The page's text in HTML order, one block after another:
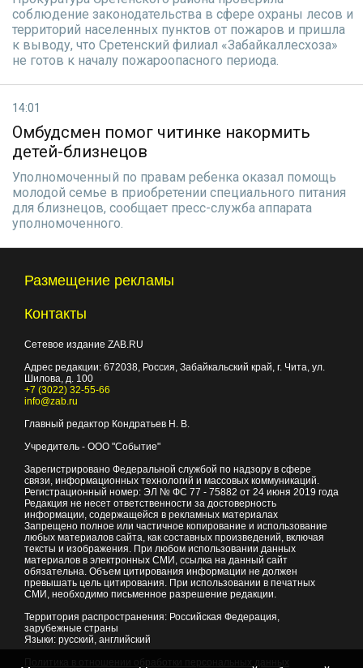
соблюдение законодательства в сфере охраны лесов и
территорий населенных пунктов от пожаров и пришла
к выводу, что Сретенский филиал «Забайкаллесхоза»
не готов к началу пожароопасного периода.
14:01
Омбудсмен помог читинке накормить
детей-близнецов
Уполномоченный по правам ребенка оказал помощь
молодой семье в приобретении специального питания
для близнецов, сообщает пресс-служба аппарата
уполномоченного.
Размещение рекламы
Контакты
Сетевое издание ZAB.RU
Адрес редакции: 672038, Россия, Забайкальский край, г. Чита, ул.
Шилова, д. 100
+7 (3022) 32-55-66
info@zab.ru
Главный редактор Кондратьев Н. В.
Учредитель - ООО "Событие"
Зарегистрировано Федеральной службой по надзору в сфере
связи, информационных технологий и массовых коммуникаций.
Регистрационный номер: ЭЛ № ФС 77 - 75882 от 24 июня 2019 года
Редакция не несет ответственности за достоверность
информации, содержащейся в рекламных материалах
Запрещено полное или частичное копирование и использование
любых материалов сайта, как составных произведений, включая
тексты и изображения. При любом использовании данных
материалов в электронных СМИ, ссылка на данный сайт
обязательна. Объем цитирования информации не должен
превышать цель цитирования. При использовании в печатных
СМИ, необходимо письменное разрешение редакции.
Территория распространения: Российская Федерация,
зарубежные страны
Языки: русский, английский